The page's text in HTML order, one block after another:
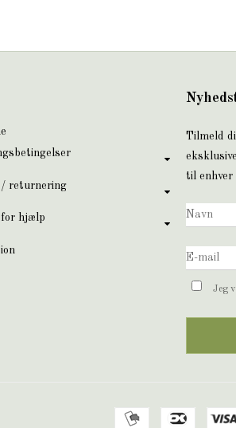
returnering
hjælp
Tilmeld
til enhver
Jeg